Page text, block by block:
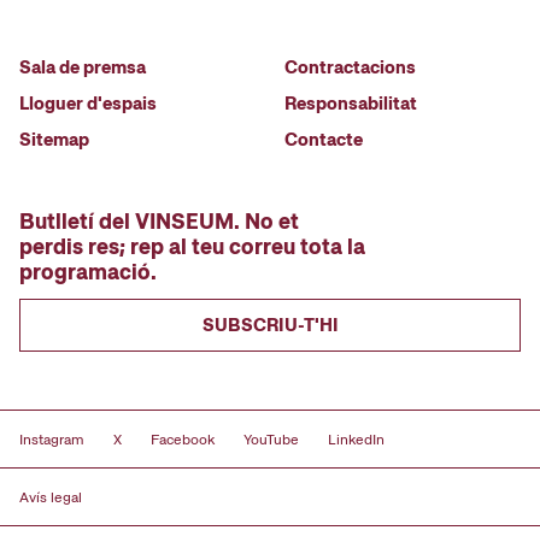
Sala de premsa
Lloguer d'espais
Sitemap
Contractacions
Responsabilitat
Contacte
Butlletí del VINSEUM. No et
perdis res; rep al teu correu tota la
programació.
SUBSCRIU-T'HI
Instagram X Facebook YouTube LinkedIn
Avís legal